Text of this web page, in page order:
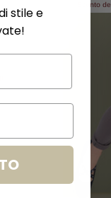
Sconto
stile e